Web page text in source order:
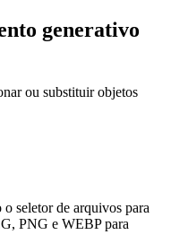
generativo
ou substituir objetos
seletor de arquivos para
PNG e WEBP para